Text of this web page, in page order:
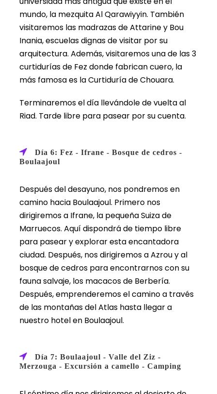
mundo, la mezquita Al Qarawiyyin. También
visitaremos las madrazas de Attarine y Bou
Inania, escuelas dignas de visitar por su
arquitectura. Además, visitaremos una de las 3
curtidurías de Fez donde fabrican cuero, la
más famosa es la Curtiduría de Chouara.
Terminaremos el día llevándole de vuelta al
Riad. Tarde libre para pasear por su cuenta.
Día 6: Fez - Ifrane - Bosque de cedros -
Boulaajoul
Después del desayuno, nos pondremos en
camino hacia Boulaajoul. Primero nos
dirigiremos a Ifrane, la pequeña Suiza de
Marruecos. Aquí dispondrá de tiempo libre
para pasear y explorar esta encantadora
ciudad. Después, nos dirigiremos a Azrou y al
bosque de cedros para encontrarnos con su
fauna salvaje, los macacos de Berbería.
Después, emprenderemos el camino a través
de las montañas del Atlas hasta llegar a
nuestro hotel en Boulaajoul.
Día 7: Boulaajoul - Valle del Ziz -
Merzouga - Excursión a camello - Camping